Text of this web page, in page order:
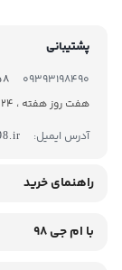
پشتیبانی
09393198490
هفت روز هفته ، 24 ساعت شبانه‌روز پاسخگوی شما هستیم.
آدرس ایمیل:
راهنمای خرید
با ام جی 98